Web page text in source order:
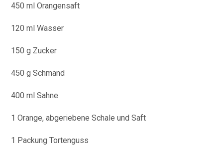
450 ml Orangensaft
120 ml Wasser
150 g Zucker
450 g Schmand
400 ml Sahne
1 Orange, abgeriebene Schale und Saft
1 Packung Tortenguss